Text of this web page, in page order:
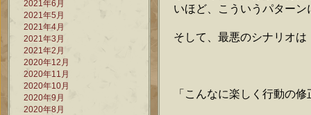
2021年6月
2021年5月
2021年4月
2021年3月
2021年2月
2020年12月
2020年11月
2020年10月
2020年9月
2020年8月
いほど、こういうパターン
そして、最悪のシナリオは
「こんなに楽しく行動の